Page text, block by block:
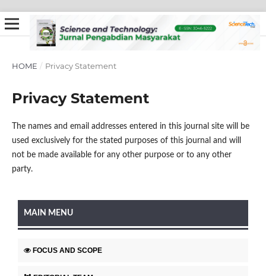
HOME / Privacy Statement
Privacy Statement
The names and email addresses entered in this journal site will be
used exclusively for the stated purposes of this journal and will
not be made available for any other purpose or to any other
party.
MAIN MENU
FOCUS AND SCOPE